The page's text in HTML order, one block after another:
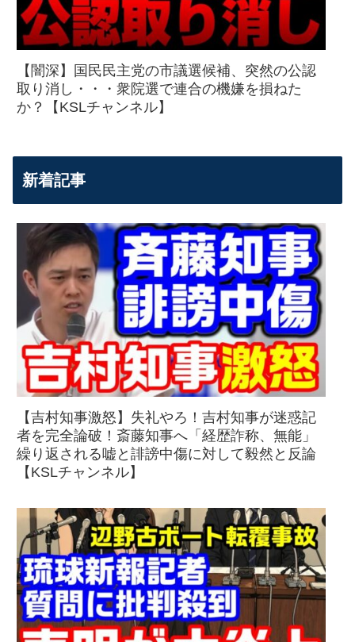
【闇深】国民民主党の市議選候補、突然の公認
取り消し・・・衆院選で連合の機嫌を損ねた
か？【KSLチャンネル】
新着記事
【吉村知事激怒】失礼やろ！吉村知事が迷惑記
者を完全論破！斎藤知事へ「経歴詐称、無能」
繰り返される嘘と誹謗中傷に対して毅然と反論
【KSLチャンネル】